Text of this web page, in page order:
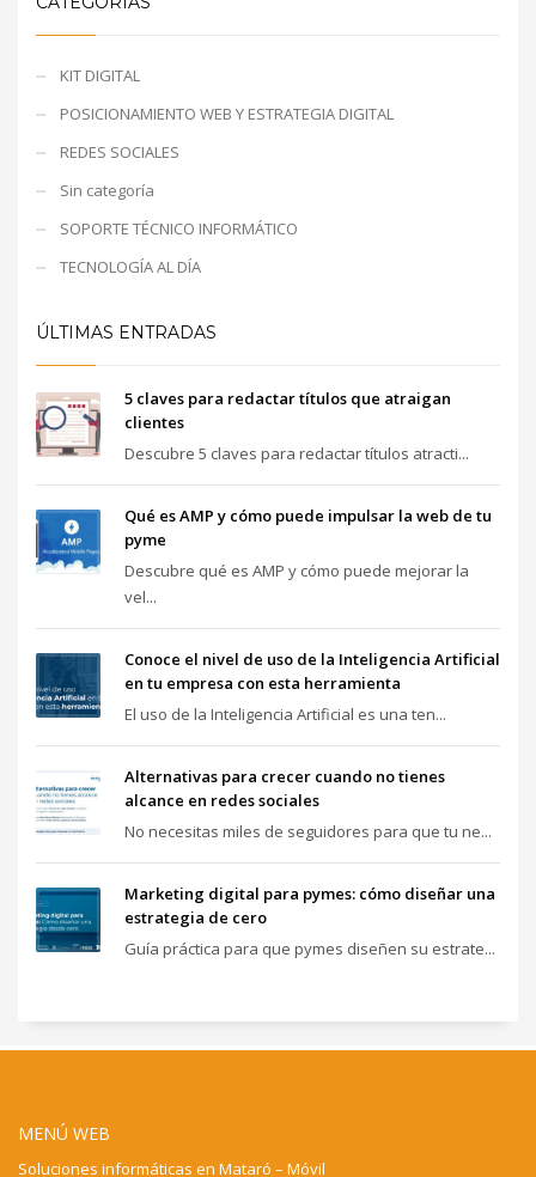
KIT DIGITAL
POSICIONAMIENTO WEB Y ESTRATEGIA DIGITAL
REDES SOCIALES
Sin categoría
SOPORTE TÉCNICO INFORMÁTICO
TECNOLOGÍA AL DÍA
ÚLTIMAS ENTRADAS
5 claves para redactar títulos que atraigan
clientes
Descubre 5 claves para redactar títulos atracti...
Qué es AMP y cómo puede impulsar la web de tu
pyme
Descubre qué es AMP y cómo puede mejorar la
vel...
Conoce el nivel de uso de la Inteligencia Artificial
en tu empresa con esta herramienta
El uso de la Inteligencia Artificial es una ten...
Alternativas para crecer cuando no tienes
alcance en redes sociales
No necesitas miles de seguidores para que tu ne...
Marketing digital para pymes: cómo diseñar una
estrategia de cero
Guía práctica para que pymes diseñen su estrate...
MENÚ WEB
Soluciones informáticas en Mataró – Móvil